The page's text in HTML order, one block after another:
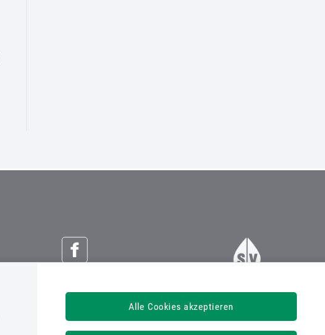
Alle Cookies akzeptieren
Österreichische Sozialversicherung
Dachverband der Sozialversicherungsträger